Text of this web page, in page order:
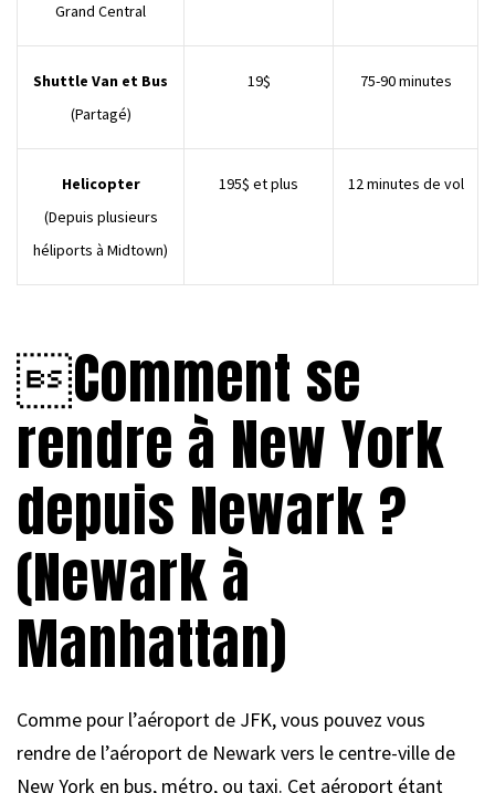
Grand Central
Shuttle Van et Bus
(Partagé)
19$ 75-90 minutes
Helicopter
(Depuis plusieurs
héliports à Midtown)
195$ et plus 12 minutes de vol
Comment se
rendre à New York
depuis Newark ?
(Newark à
Manhattan)
Comme pour l’aéroport de JFK, vous pouvez vous
rendre de l’aéroport de Newark vers le centre-ville de
New York en bus, métro, ou taxi. Cet aéroport étant